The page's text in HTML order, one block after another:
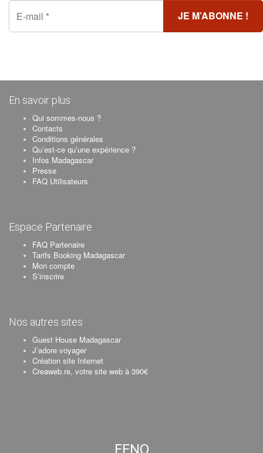
En savoir plus
Qui sommes-nous ?
Contacts
Conditions générales
Qu’est-ce qu’une expérience ?
Infos Madagascar
Presse
FAQ Utilisateurs
Espace Partenaire
FAQ Partenaire
Tarifs Booking Madagascar
Mon compte
S’inscrire
Nos autres sites
Guest House Madagascar
J’adore voyager
Création site Internet
Creaweb.re, votre site web à 390€
FENO